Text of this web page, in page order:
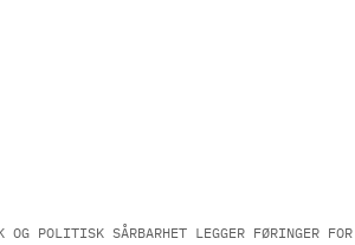
OG POLITISK SÅRBARHET LEGGER FØRINGER